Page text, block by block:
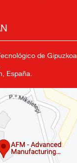
de Gipuzkoa
España.